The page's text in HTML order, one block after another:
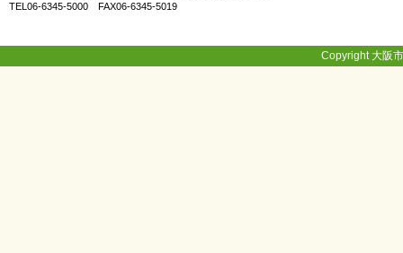
TEL06-6345-5000 FAX06-6345-5019
Copyright 大阪